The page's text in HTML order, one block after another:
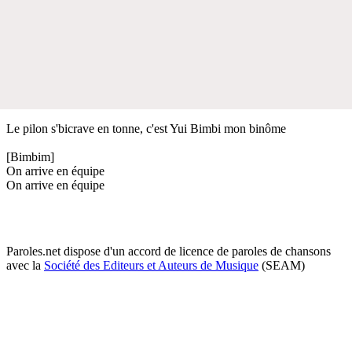
Le pilon s'bicrave en tonne, c'est Yui Bimbi mon binôme
[Bimbim]
On arrive en équipe
On arrive en équipe
Paroles.net dispose d'un accord de licence de paroles de chansons
avec la Société des Editeurs et Auteurs de Musique (SEAM)